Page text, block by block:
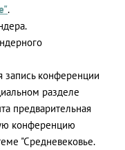
.
запись конференции
разделе
предварительная
конференцию
"Средневековье.